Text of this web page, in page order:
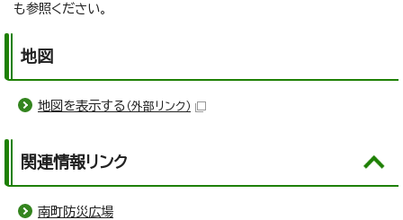
も参照ください。
地図
地図を表示する （外部リンク）
関連情報リンク
南町防災広場